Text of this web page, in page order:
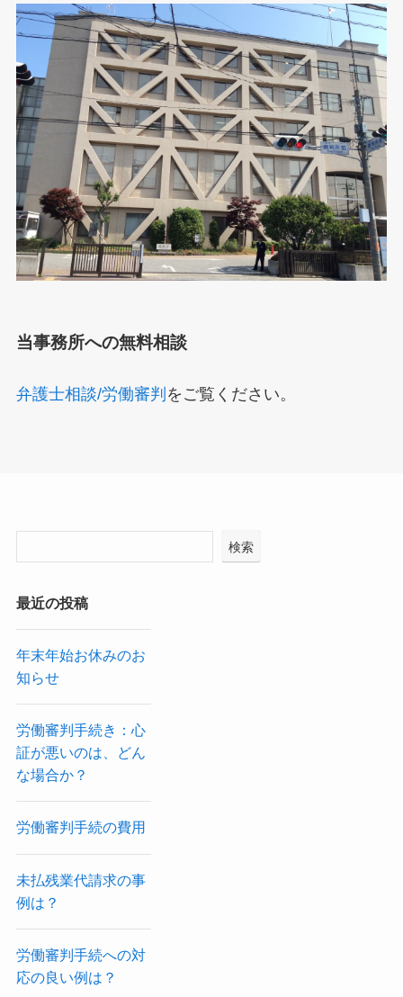
当事務所への無料相談
弁護士相談/労働審判 をご覧ください。
検索
最近の投稿
年末年始お休みのお
知らせ
労働審判手続き：心
証が悪いのは、どん
な場合か？
労働審判手続の費用
未払残業代請求の事
例は？
労働審判手続への対
応の良い例は？